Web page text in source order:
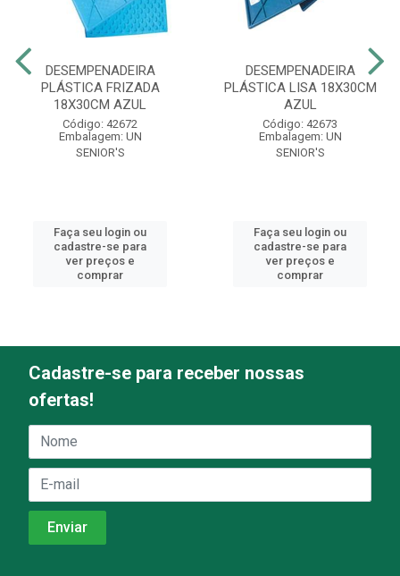
DESEMPENADEIRA
PLÁSTICA FRIZADA
18X30CM AZUL
Código: 42672
Embalagem: UN
SENIOR'S
Faça seu login ou
cadastre-se para
ver preços e
comprar
DESEMPENADEIRA
PLÁSTICA LISA 18X30CM
AZUL
Código: 42673
Embalagem: UN
SENIOR'S
Faça seu login ou
cadastre-se para
ver preços e
comprar
Cadastre-se para receber nossas
ofertas!